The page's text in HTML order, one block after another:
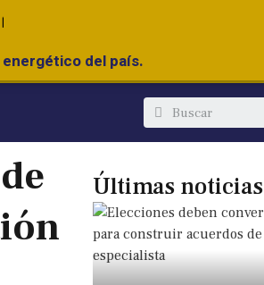
del país.
Últimas noticias